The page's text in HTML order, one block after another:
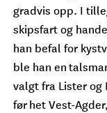
gradvis opp. I
skipsfart og
han befal for
ble han en
valgt fra Lister
før het Vest-